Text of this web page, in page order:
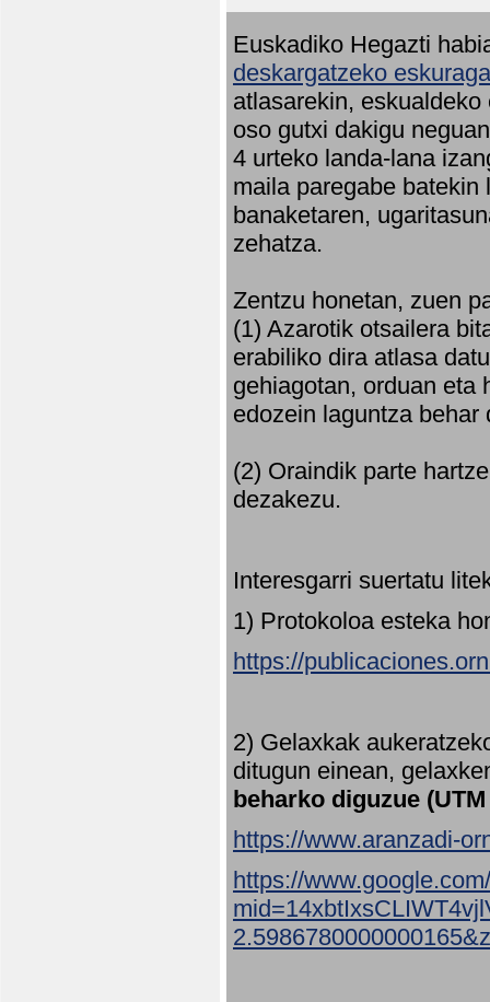
Euskadiko Hegazti
deskargatzeko
atlasarekin,
oso gutxi dakigu
4 urteko landa-lana
maila paregabe
banaketaren,
zehatza.
Zentzu honetan, zuen
(1) Azarotik otsailera
erabiliko dira atlasa
gehiagotan, orduan eta
edozein laguntza behar
(2) Oraindik parte
dezakezu.
Interesgarri suertatu
1) Protokoloa esteka
https://
2) Gelaxkak
ditugun einean,
beharko diguzue
https://www.aranzadi-
https://